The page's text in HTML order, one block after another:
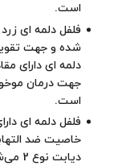
است.
فلفل دلمه ای
شده و جهت
جهت درمان
است.
فلفل دلمه ای
خاصیت ضد
دیابت نوع 2 می‌شود.